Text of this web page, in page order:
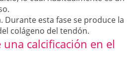
Durante esta fase se produce la
colágeno del tendón.
calcificación en el